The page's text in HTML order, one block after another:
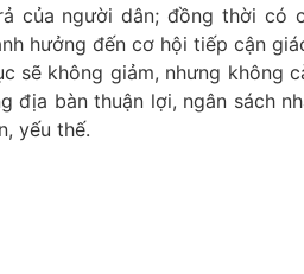
của người dân; đồng thời có
hưởng đến cơ hội tiếp cận
sẽ không giảm, nhưng không
địa bàn thuận lợi, ngân sách
yếu thế.